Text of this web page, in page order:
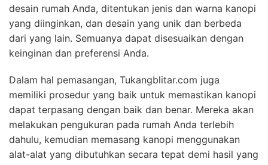
desain rumah Anda, ditentukan jenis dan warna kanopi
yang diinginkan, dan desain yang unik dan berbeda
dari yang lain. Semuanya dapat disesuaikan dengan
keinginan dan preferensi Anda.
Dalam hal pemasangan, Tukangblitar.com juga
memiliki prosedur yang baik untuk memastikan kanopi
dapat terpasang dengan baik dan benar. Mereka akan
melakukan pengukuran pada rumah Anda terlebih
dahulu, kemudian memasang kanopi menggunakan
alat-alat yang dibutuhkan secara tepat demi hasil yang